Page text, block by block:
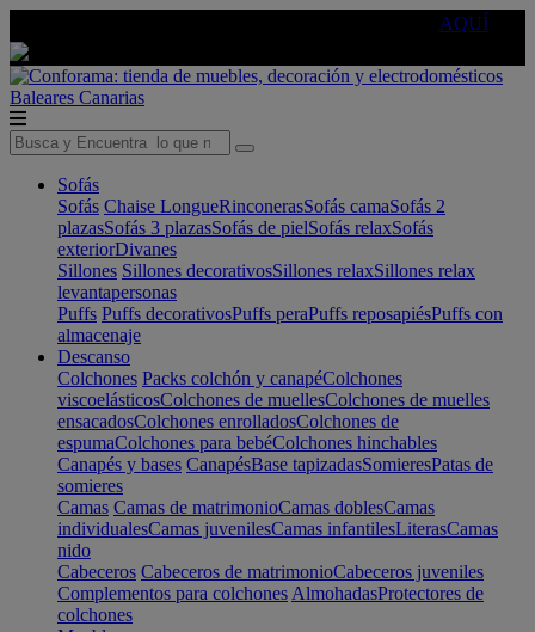
AQUÍ
Baleares Canarias
Sofás
Sofás Chaise LongueRinconerasSofás camaSofás 2
plazasSofás 3 plazasSofás de pielSofás relaxSofás
exteriorDivanes
Sillones Sillones decorativosSillones relaxSillones relax
levantapersonas
Puffs Puffs decorativosPuffs peraPuffs reposapiésPuffs con
almacenaje
Descanso
Colchones Packs colchón y canapéColchones
viscoelásticosColchones de muellesColchones de muelles
ensacadosColchones enrolladosColchones de
espumaColchones para bebéColchones hinchables
Canapés y bases CanapésBase tapizadasSomieresPatas de
somieres
Camas Camas de matrimonioCamas doblesCamas
individualesCamas juvenilesCamas infantilesLiterasCamas
nido
Cabeceros Cabeceros de matrimonioCabeceros juveniles
Complementos para colchones AlmohadasProtectores de
colchones